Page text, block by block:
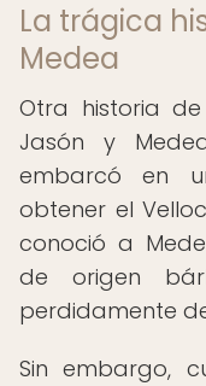
La trágica
Medea
Otra historia
Jasón y
embarcó en
obtener el
conoció a
de origen
perdidamente
Sin embargo,